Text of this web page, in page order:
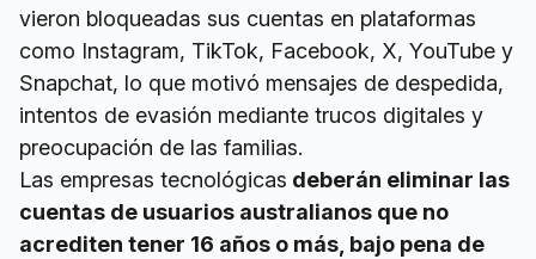
vieron bloqueadas sus cuentas en plataformas
como Instagram, TikTok, Facebook, X, YouTube y
Snapchat, lo que motivó mensajes de despedida,
intentos de evasión mediante trucos digitales y
preocupación de las familias.
Las empresas tecnológicas deberán eliminar las
cuentas de usuarios australianos que no
acrediten tener 16 años o más, bajo pena de